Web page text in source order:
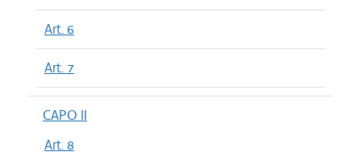
Art. 6
Art. 7
CAPO II
Art. 8